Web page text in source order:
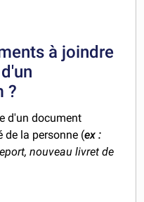
à joindre
?
d'un document
de la personne (ex :
nouveau livret de